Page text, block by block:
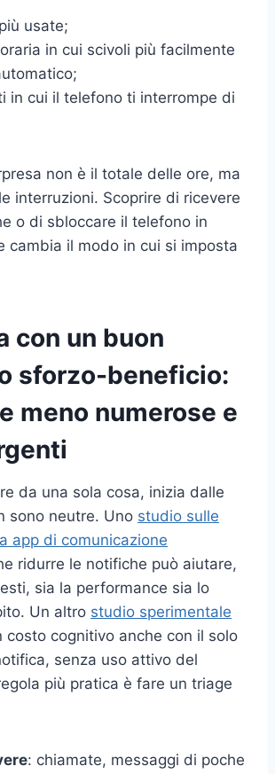
usate;
in cui scivoli più facilmente
in cui il telefono ti interrompe di
non è il totale delle ore, ma
interruzioni. Scoprire di ricevere
o di sbloccare il telefono in
cambia il modo in cui si imposta
con un buon
sforzo-beneficio:
meno numerose e
da una sola cosa, inizia dalle
sono neutre. Uno studio sulle
app di comunicazione
ridurre le notifiche può aiutare,
sia la performance sia lo
Un altro studio sperimentale
costo cognitivo anche con il solo
senza uso attivo del
più pratica è fare un triage
: chiamate, messaggi di poche